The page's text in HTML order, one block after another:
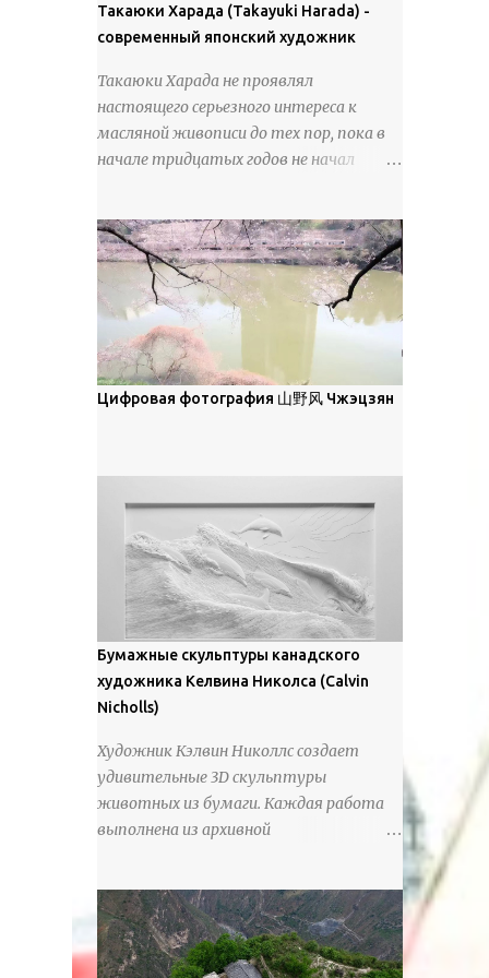
18 век. Шахматный набор "Рыцари
против турок" в шкатулке из
см, Холмогоры, 18 век....
покрова может восприниматься как
матовая. Такое свойство чаще всего
метелевого и фирнизированного снега.
Тем не менее, иногда значительное
количество кристаллов может
располагаться в одной плоскости,
поверхностной изморози. В данном
случае усиливается зеркальное
отражение, что приводит к
искристости снега, зависящей от
положения наблюдателя и высоты
солнца. Зеркальные свойства наиболее
заметны при угле солнечного света 15°
и ниже; при более высокой солнечной
описываются индикатрисой ...
Такаюки Харада (Takayuki Harada) -
современный японский художник
Такаюки Харада не проявлял
настоящего серьезного интереса к
масляной живописи до тех пор, пока в
начале тридцатых годов не начал
художественные музеи и галереи, он
был глубоко тронут и вдохновлен
красотой масляной живописи великих
мастеров. Искусствовед Брайан
Шервин прокомментировал картины
художника, заявив, что "Такаюки
Харада сочетает в себе классическую
смысле, персонажи его картин
предлагают зрителям незаконченный
рассказ, который усиливается его
уникальной манерой использования
освещения". Для просмотра всех работ,
посетите страницу –
https://www.artfinder.com/artist/takayuki-
harada/about/#/
Цифровая фотография 山野风 Чжэцзян
Бумажные скульптуры канадского
художника Келвина Николса (Calvin
Nicholls)
Художник Кэлвин Николлс создает
удивительные 3D скульптуры
животных из бумаги. Каждая работа
выполнена из архивной
выцветание. Николлс использует
крошечные количества клея для
закрепления отдельных деталей,